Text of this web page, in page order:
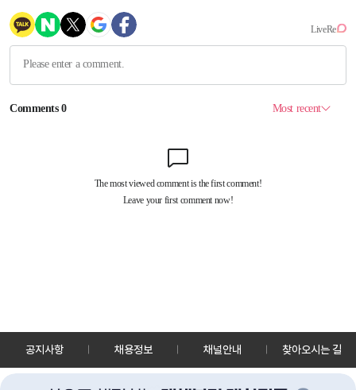
공지사항 채용정보 채널안내 찾아오시는 길